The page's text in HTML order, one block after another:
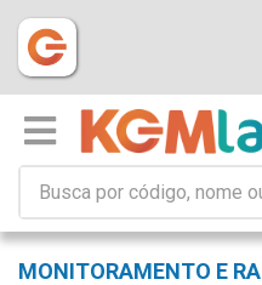
MONITORAMENTO E